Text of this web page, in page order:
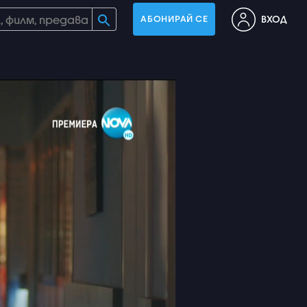
АБОНИРАЙ СЕ ВХОД